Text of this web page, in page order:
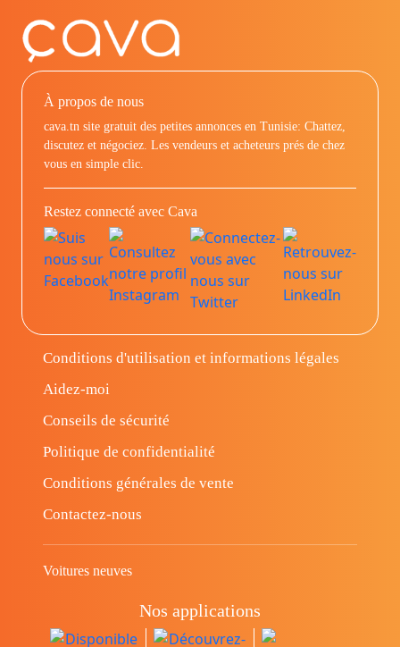
À propos de nous
cava.tn site gratuit des petites annonces en Tunisie: Chattez,
discutez et négociez. Les vendeurs et acheteurs prés de chez
vous en simple clic.
Restez connecté avec Cava
Conditions d'utilisation et informations légales
Aidez-moi
Conseils de sécurité
Politique de confidentialité
Conditions générales de vente
Contactez-nous
Voitures neuves
Nos applications